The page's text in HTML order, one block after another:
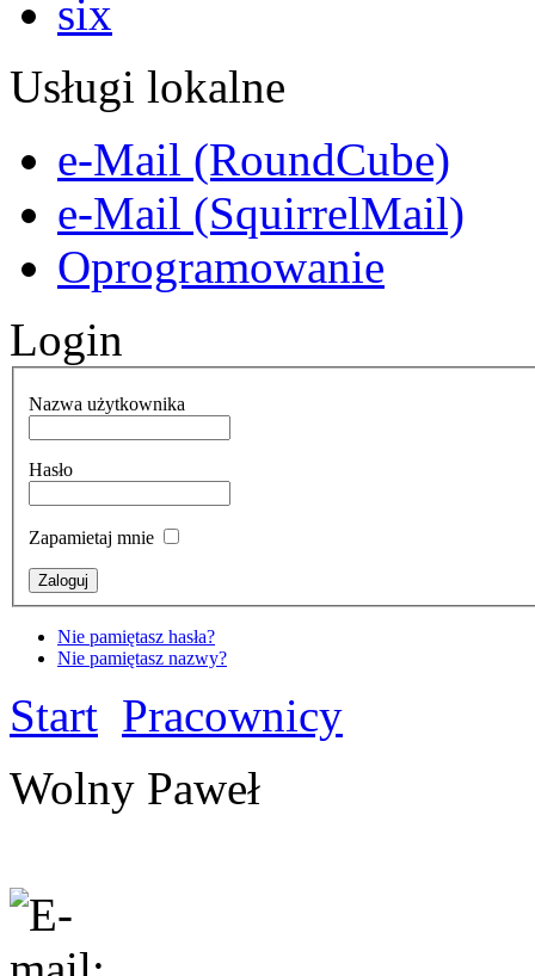
Usługi lokalne
e-Mail (RoundCube)
e-Mail (SquirrelMail)
Oprogramowanie
Login
Nazwa użytkownika
Hasło
Zapamietaj mnie
Nie pamiętasz hasła?
Nie pamiętasz nazwy?
Start Pracownicy
Wolny Paweł